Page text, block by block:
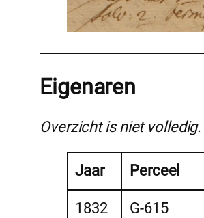
Eigenaren
Overzicht is niet volledig.
Jaar Perceel
1832 G-615